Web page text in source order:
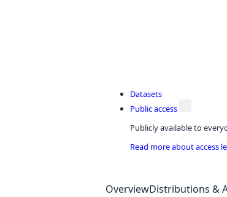
Datasets
Public access
Publicly available to
Read more about access
OverviewDistributions &